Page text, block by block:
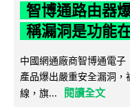
智博通路由器
稱漏洞是功能
中國網通廠商智博通電
產品爆出嚴重安全漏洞
線，旗...
閱讀全文